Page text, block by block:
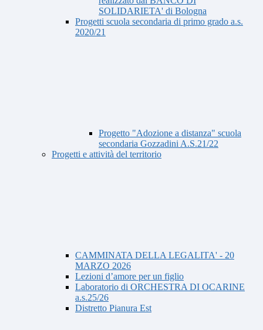
SOLIDARIETA' di Bologna
Progetti scuola secondaria di primo grado a.s.
2020/21
Progetto "Adozione a distanza" scuola
secondaria Gozzadini A.S.21/22
Progetti e attività del territorio
CAMMINATA DELLA LEGALITA' - 20
MARZO 2026
Lezioni d’amore per un figlio
Laboratorio di ORCHESTRA DI OCARINE
a.s.25/26
Distretto Pianura Est